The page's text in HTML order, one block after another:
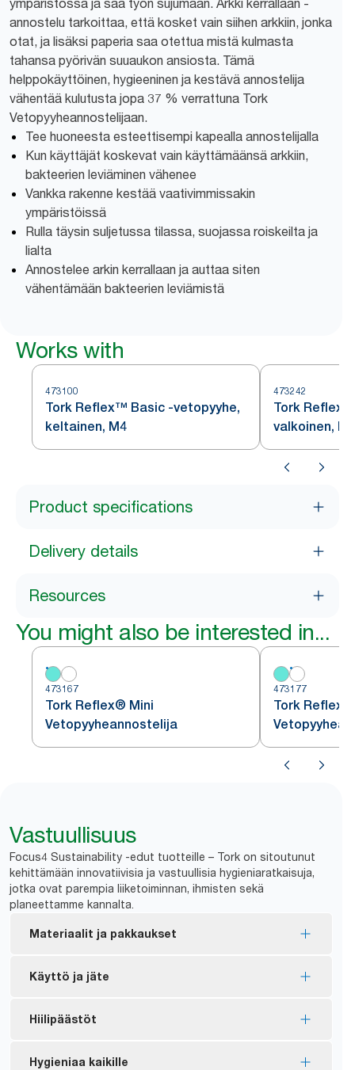
ympäristössä ja saa työn sujumaan. Arkki kerrallaan -
annostelu tarkoittaa, että kosket vain siihen arkkiin, jonka
otat, ja lisäksi paperia saa otettua mistä kulmasta
tahansa pyörivän suuaukon ansiosta. Tämä
helppokäyttöinen, hygieeninen ja kestävä annostelija
vähentää kulutusta jopa 37 % verrattuna Tork
Vetopyyheannostelijaan.
Tee huoneesta esteettisempi kapealla annostelijalla
Kun käyttäjät koskevat vain käyttämäänsä arkkiin,
bakteerien leviäminen vähenee
Vankka rakenne kestää vaativimmissakin
ympäristöissä
Rulla täysin suljetussa tilassa, suojassa roiskeilta ja
lialta
Annostelee arkin kerrallaan ja auttaa siten
vähentämään bakteerien leviämistä
Works with
473100
Tork Reflex™ Basic -vetopyyhe,
keltainen, M4
473242
Tork
valkoinen, M4
Product specifications
Delivery details
Resources
You might also be interested in...
473167
Tork Reflex® Mini
Vetopyyheannostelija
473177
Tork
Vastuullisuus
Focus4 Sustainability -edut tuotteille – Tork on sitoutunut
kehittämään innovatiivisia ja vastuullisia hygieniaratkaisuja,
jotka ovat parempia liiketoiminnan, ihmisten sekä
planeettamme kannalta.
Materiaalit ja pakkaukset
FSC®-merkintä – valmistettu vastuullisesti
Useimmat tuotteista on sertifioitu EU-
Käyttö ja jäte
Arkki kerrallaan -annostelu hillitsee kulutusta, ja
* Neljän viikon aikana suoritetun sisäisen tutkimuksen tilastot.
Hiilipäästöt
Hiilineutraaliksi sertifioidut annostelijat –
Hygieniaa kaikille